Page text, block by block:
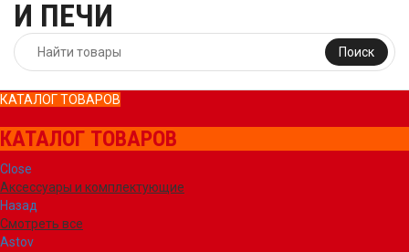
Поиск
КАТАЛОГ ТОВАРОВ
КАТАЛОГ ТОВАРОВ
Close
Аксессуары и комплектующие
Назад
Смотреть все
Astov